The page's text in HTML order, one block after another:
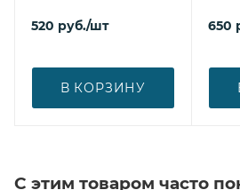
520 руб./шт
В КОРЗИНУ
650
С этим товаром часто